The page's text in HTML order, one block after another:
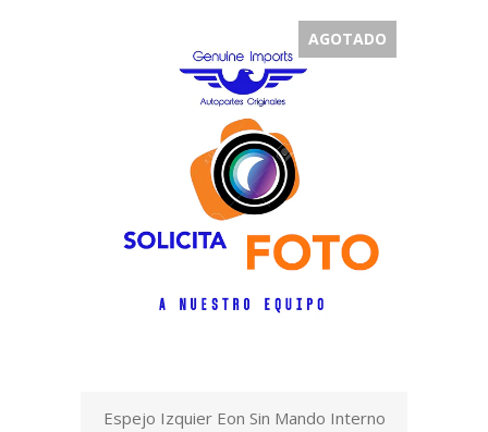
AGOTADO
Espejo Izquier Eon Sin Mando Interno